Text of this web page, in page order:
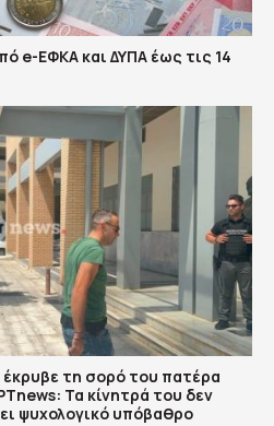
e-ΕΦΚΑ και ΔΥΠΑ έως τις 14
τη σορό του πατέρα
Τα κίνητρά του δεν
ψυχολογικό υπόβαθρο